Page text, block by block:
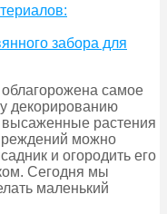
забора для
облагорожена самое
декорированию
высаженные растения
можно
и огородить его
Сегодня мы
маленький